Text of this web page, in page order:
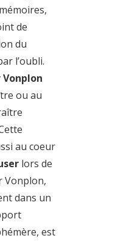
de
du
l’oubli.
Vonplon
ou au
au coeur
lors de
Vonplon,
dans un
est